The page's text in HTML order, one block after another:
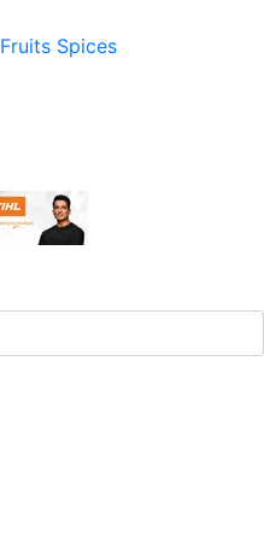
Fruits Spices